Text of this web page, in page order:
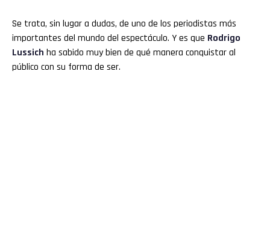
Se trata, sin lugar a dudas, de uno de los periodistas más
importantes del mundo del espectáculo. Y es que Rodrigo
Lussich ha sabido muy bien de qué manera conquistar al
público con su forma de ser.
Whatsapp
Email